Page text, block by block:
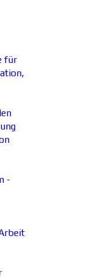
für
-